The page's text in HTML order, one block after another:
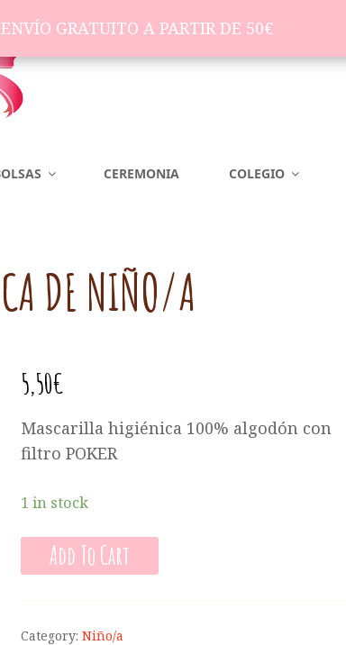
ENVÍO GRATUITO A PARTIR DE 50€
CEREMONIA COLEGIO
DE NIÑO/A
5,50€
Mascarilla higiénica 100% algodón con
filtro POKER
1 in stock
Add To Cart
Category:Niño/a
ENVÍO GRATUITO A PARTIR DE 50€